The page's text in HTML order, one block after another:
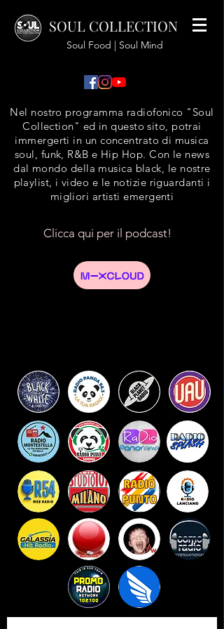
SOUL COLLECTION
Soul Food | Soul Mind
Nel nostro programma radiofonico "Soul
Collection" ed in questo sito, potrai
immergerti in un concentrato di musica
soul, funk, R&B e Hip Hop. Con le news
dal mondo della musica black, le nostre
playlist, i video e le notizie riguardanti i
migliori artisti emergenti
Clicca qui per il podcast!